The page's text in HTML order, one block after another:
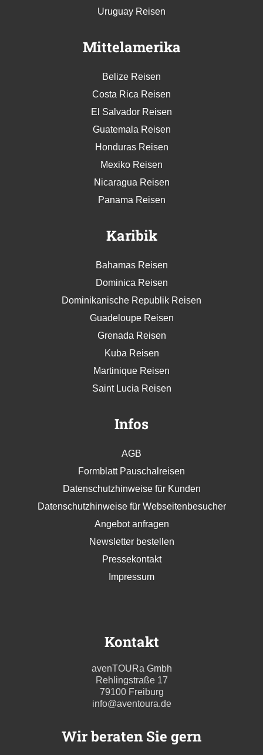
Uruguay Reisen
Mittelamerika
Belize Reisen
Costa Rica Reisen
El Salvador Reisen
Guatemala Reisen
Honduras Reisen
Mexiko Reisen
Nicaragua Reisen
Panama Reisen
Karibik
Bahamas Reisen
Dominica Reisen
Dominikanische Republik Reisen
Guadeloupe Reisen
Grenada Reisen
Kuba Reisen
Martinique Reisen
Saint Lucia Reisen
Infos
AGB
Formblatt Pauschalreisen
Datenschutzhinweise für Kunden
Datenschutzhinweise für Webseitenbesucher
Angebot anfragen
Newsletter bestellen
Pressekontakt
Impressum
Kontakt
avenTOURa Gmbh
Rehlingstraße 17
79100 Freiburg
info@aventoura.de
Wir beraten Sie gern